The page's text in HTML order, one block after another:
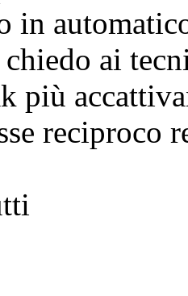
in
chiedo ai
più
reciproco